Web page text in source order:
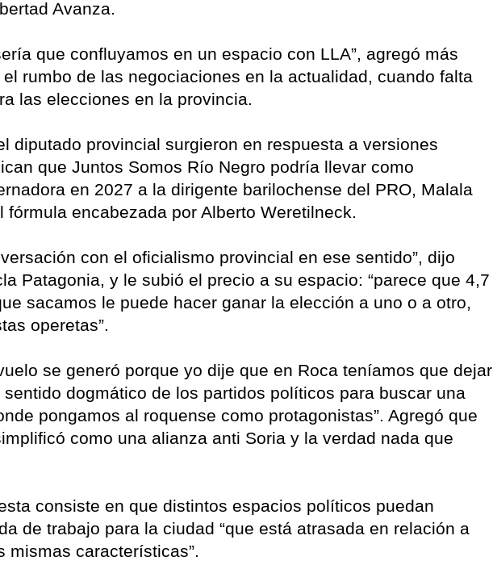
Avanza.
que confluyamos en un espacio con LLA”, agregó más
rumbo de las negociaciones en la actualidad, cuando falta
las elecciones en la provincia.
diputado provincial surgieron en respuesta a versiones
que Juntos Somos Río Negro podría llevar como
en 2027 a la dirigente barilochense del PRO, Malala
fórmula encabezada por Alberto Weretilneck.
con el oficialismo provincial en ese sentido”, dijo
Patagonia, y le subió el precio a su espacio: “parece que 4,7
sacamos le puede hacer ganar la elección a uno o a otro,
operetas”.
se generó porque yo dije que en Roca teníamos que dejar
dogmático de los partidos políticos para buscar una
pongamos al roquense como protagonistas”. Agregó que
como una alianza anti Soria y la verdad nada que
consiste en que distintos espacios políticos puedan
de trabajo para la ciudad “que está atrasada en relación a
características”.